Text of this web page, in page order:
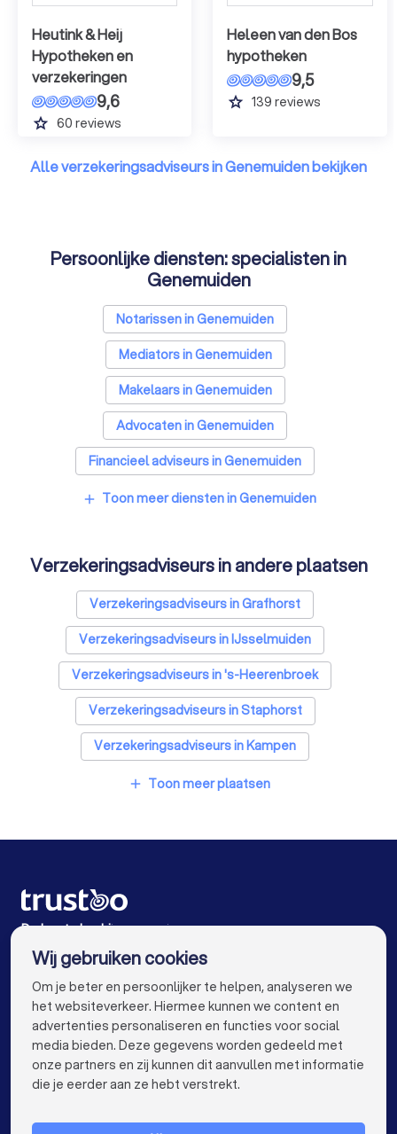
Heutink & Heij
Hypotheken en
verzekeringen
9,6
grade 60 reviews
Heleen van den Bos
hypotheken
9,5
grade 139 reviews
Alle verzekeringsadviseurs in Genemuiden bekijken
Persoonlijke diensten: specialisten in
Genemuiden
Notarissen in Genemuiden
Mediators in Genemuiden
Makelaars in Genemuiden
Advocaten in Genemuiden
Financieel adviseurs in Genemuiden
Coaches in Genemuiden
Relatietherapeuten in Genemuiden
Psychologen in Genemuiden
Belastingadviseurs in Genemuiden
Hypotheekadviseurs in Genemuiden
Personal trainers in Genemuiden
Diëtisten in Genemuiden
add Toon meer diensten in Genemuiden
Verzekeringsadviseurs in andere plaatsen
Verzekeringsadviseurs in Grafhorst
Verzekeringsadviseurs in IJsselmuiden
Verzekeringsadviseurs in 's-Heerenbroek
Verzekeringsadviseurs in Staphorst
Verzekeringsadviseurs in Kampen
Verzekeringsadviseurs in Zwolle
Verzekeringsadviseurs in Hattem
Verzekeringsadviseurs in Wezep
Verzekeringsadviseurs in Amsterdam
Verzekeringsadviseurs in Rotterdam
Verzekeringsadviseurs in Den Haag
Verzekeringsadviseurs in Utrecht
add Toon meer plaatsen
De beste bedrijven voor jou
VOOR PARTICULIEREN keyboard_arrow_down
Wij gebruiken cookies
Om je beter en persoonlijker te helpen, analyseren we
het websiteverkeer. Hiermee kunnen we content en
advertenties personaliseren en functies voor social
media bieden. Deze gegevens worden gedeeld met
onze partners en zij kunnen dit aanvullen met informatie
die je eerder aan ze hebt verstrekt.